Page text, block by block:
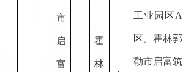
市
启
富
霍
林
工业园区A
区。霍林郭
勒市启富筑